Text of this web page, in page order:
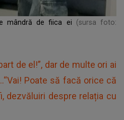
mândră de fiica ei
(sursa foto:
de el!”, dar de multe ori ai
Poate să facă orice că
dezvăluiri despre relația cu